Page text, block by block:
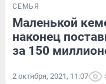
СЕМЬЯ
Маленькой
наконец
за 150
2 октября, 2021, 11:07